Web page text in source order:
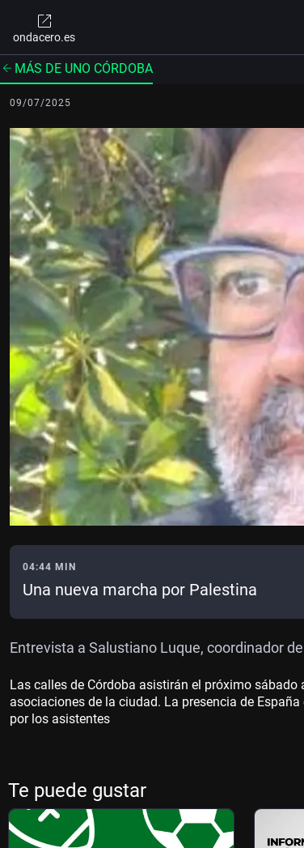
ondacero.es
MÁS DE UNO CÓRDOBA
09/07/2025
04:44 MIN
Una nueva marcha por Palestina
Entrevista a Salustiano Luque, coordinador
Las calles de Córdoba asistirán el próximo
asociaciones de la ciudad. La presencia de
por los asistentes
Te puede gustar